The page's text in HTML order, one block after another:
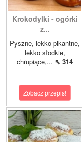
Krokodylki - ogórki
z...
Pyszne, lekko pikantne,
lekko słodkie,
chrupiące,... ⇖ 314
Zobacz przepis!